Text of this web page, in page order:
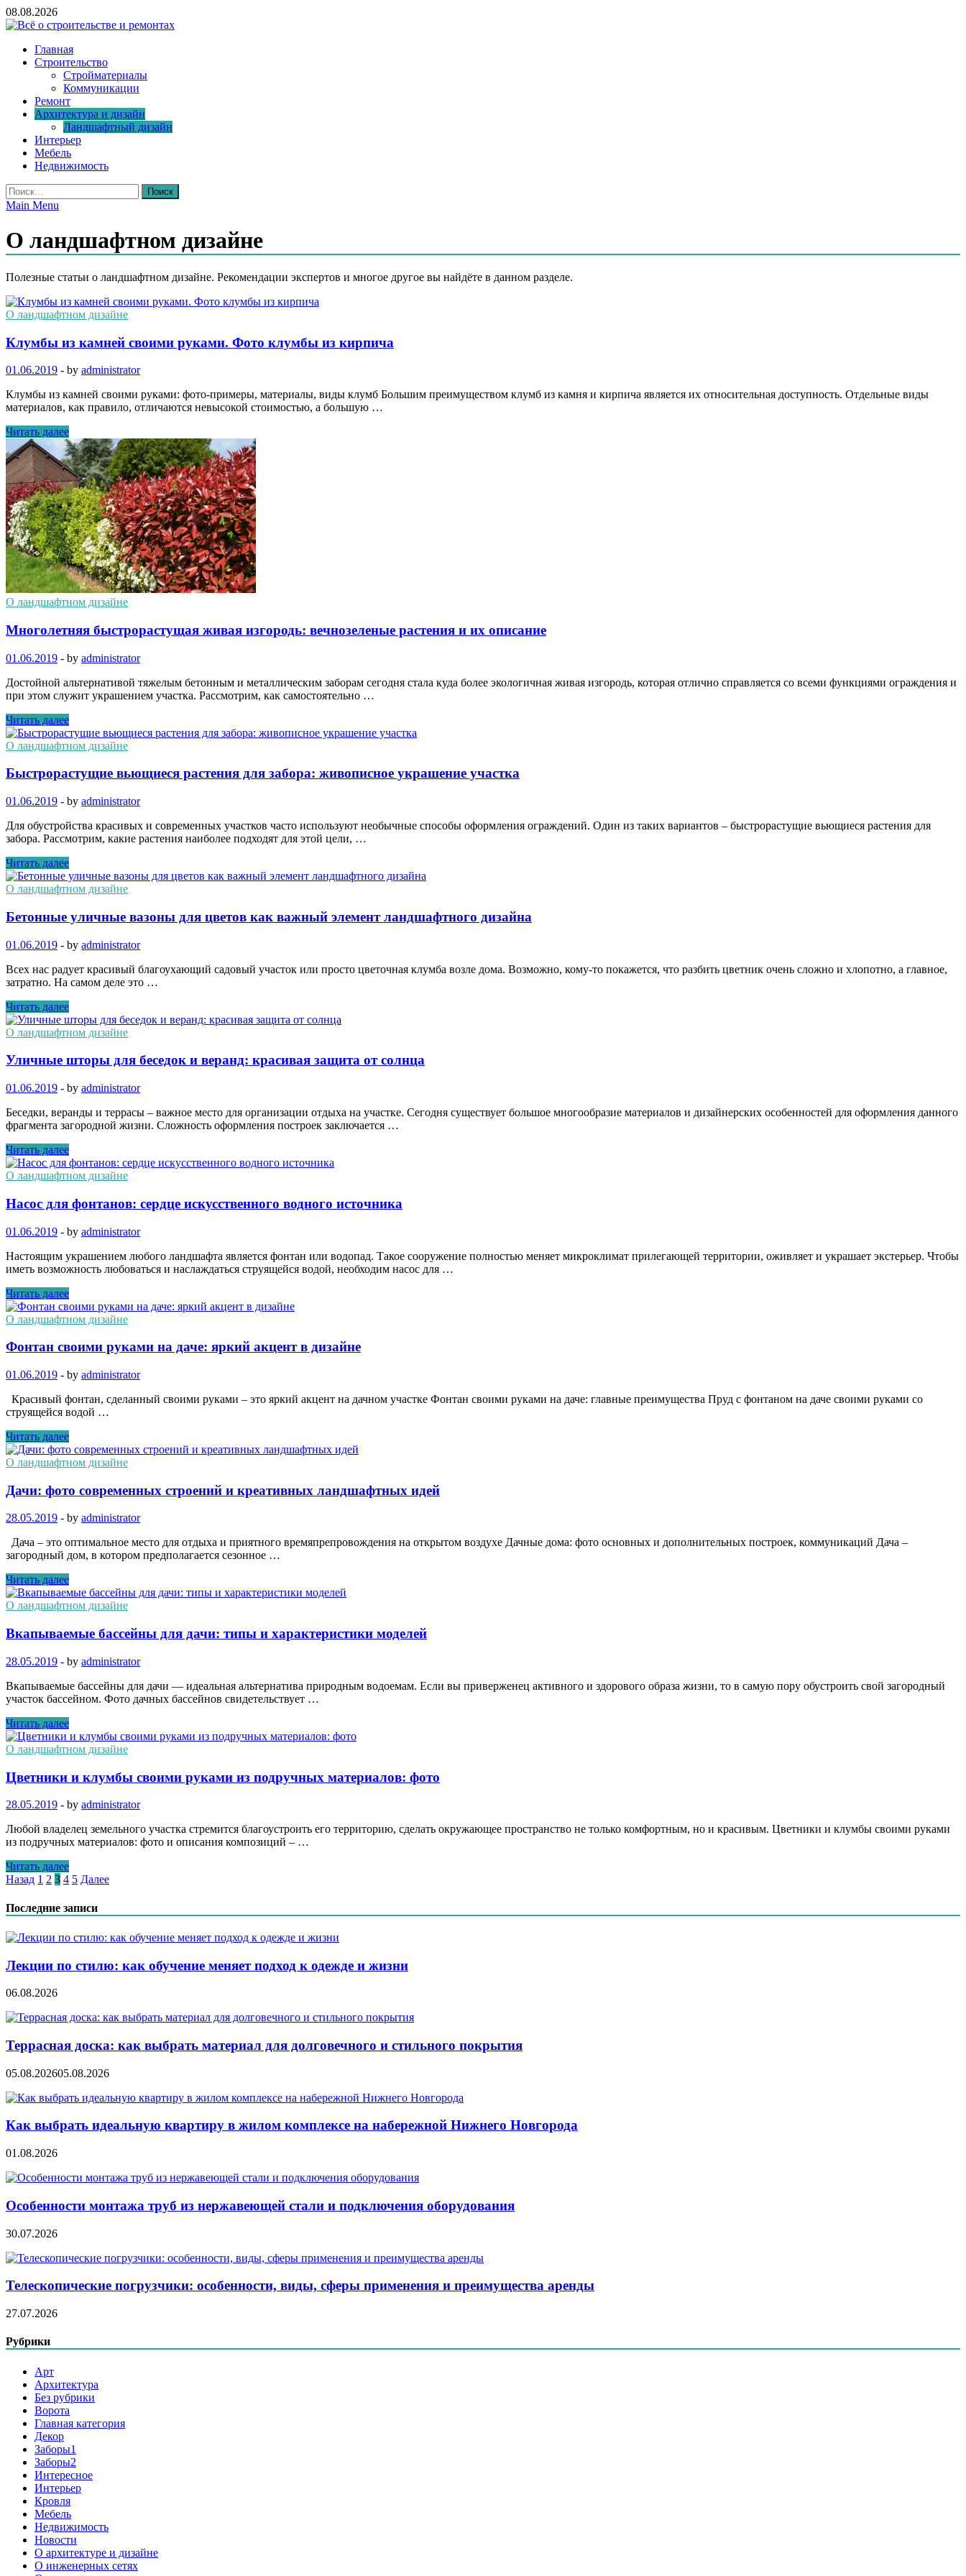
Skip
to
08.08.2026
Всё о строительстве и ремонтах
Главная
Строительство
Стройматериалы
Коммуникации
Ремонт
Архитектура и дизайн
Ландшафтный дизайн
Интерьер
Мебель
Недвижимость
Найти:
Main Menu
О ландшафтном дизайне
Полезные статьи о ландшафтном дизайне. Рекомендации экспертов и многое другое вы найдёте в данном разделе.
О ландшафтном дизайне
Клумбы из камней своими руками. Фото клумбы из кирпича
01.06.2019 - by administrator
Клумбы из камней своими руками: фото-примеры, материалы, виды клумб Большим преимуществом клумб из камня и кирпича является их относительная доступность. Отдельные виды
материалов, как правило, отличаются невысокой стоимостью, а большую …
Читать далее
О ландшафтном дизайне
Многолетняя быстрорастущая живая изгородь: вечнозеленые растения и их описание
01.06.2019 - by administrator
Достойной альтернативой тяжелым бетонным и металлическим заборам сегодня стала куда более экологичная живая изгородь, которая отлично справляется со всеми функциями ограждения и
при этом служит украшением участка. Рассмотрим, как самостоятельно …
Читать далее
О ландшафтном дизайне
Быстрорастущие вьющиеся растения для забора: живописное украшение участка
01.06.2019 - by administrator
Для обустройства красивых и современных участков часто используют необычные способы оформления ограждений. Один из таких вариантов – быстрорастущие вьющиеся растения для
забора. Рассмотрим, какие растения наиболее подходят для этой цели, …
Читать далее
О ландшафтном дизайне
Бетонные уличные вазоны для цветов как важный элемент ландшафтного дизайна
01.06.2019 - by administrator
Всех нас радует красивый благоухающий садовый участок или просто цветочная клумба возле дома. Возможно, кому-то покажется, что разбить цветник очень сложно и хлопотно, а главное,
затратно. На самом деле это …
Читать далее
О ландшафтном дизайне
Уличные шторы для беседок и веранд: красивая защита от солнца
01.06.2019 - by administrator
Беседки, веранды и террасы – важное место для организации отдыха на участке. Сегодня существует большое многообразие материалов и дизайнерских особенностей для оформления данного
фрагмента загородной жизни. Сложность оформления построек заключается …
Читать далее
О ландшафтном дизайне
Насос для фонтанов: сердце искусственного водного источника
01.06.2019 - by administrator
Настоящим украшением любого ландшафта является фонтан или водопад. Такое сооружение полностью меняет микроклимат прилегающей территории, оживляет и украшает экстерьер. Чтобы
иметь возможность любоваться и наслаждаться струящейся водой, необходим насос для …
Читать далее
О ландшафтном дизайне
Фонтан своими руками на даче: яркий акцент в дизайне
01.06.2019 - by administrator
Красивый фонтан, сделанный своими руками – это яркий акцент на дачном участке Фонтан своими руками на даче: главные преимущества Пруд с фонтаном на даче своими руками со
струящейся водой …
Читать далее
О ландшафтном дизайне
Дачи: фото современных строений и креативных ландшафтных идей
28.05.2019 - by administrator
Дача – это оптимальное место для отдыха и приятного времяпрепровождения на открытом воздухе Дачные дома: фото основных и дополнительных построек, коммуникаций Дача –
загородный дом, в котором предполагается сезонное …
Читать далее
О ландшафтном дизайне
Вкапываемые бассейны для дачи: типы и характеристики моделей
28.05.2019 - by administrator
Вкапываемые бассейны для дачи — идеальная альтернатива природным водоемам. Если вы приверженец активного и здорового образа жизни, то в самую пору обустроить свой загородный
участок бассейном. Фото дачных бассейнов свидетельствует …
Читать далее
О ландшафтном дизайне
Цветники и клумбы своими руками из подручных материалов: фото
28.05.2019 - by administrator
Любой владелец земельного участка стремится благоустроить его территорию, сделать окружающее пространство не только комфортным, но и красивым. Цветники и клумбы своими руками
из подручных материалов: фото и описания композиций – …
Читать далее
Пагинация
записей
Назад 1 2 3 4 5 Далее
Последние записи
Лекции по стилю: как обучение меняет подход к одежде и жизни
06.08.2026
Террасная доска: как выбрать материал для долговечного и стильного покрытия
05.08.202605.08.2026
Как выбрать идеальную квартиру в жилом комплексе на набережной Нижнего Новгорода
01.08.2026
Особенности монтажа труб из нержавеющей стали и подключения оборудования
30.07.2026
Телескопические погрузчики: особенности, виды, сферы применения и преимущества аренды
27.07.2026
Рубрики
Арт
Архитектура
Без рубрики
Ворота
Главная категория
Декор
Заборы1
Заборы2
Интересное
Интерьер
Кровля
Мебель
Недвижимость
Новости
О архитектуре и дизайне
О инженерных сетях